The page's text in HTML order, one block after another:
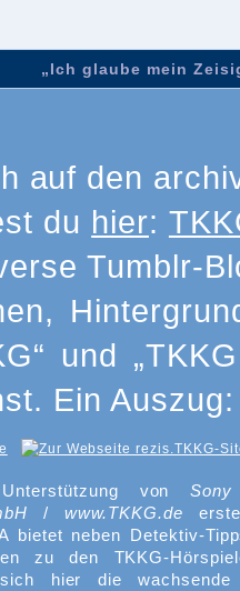
„Ich glaube mein
auf den
du hier:
Tumblr-
und
Ein Auszug:
von
/ www.TKKG.de
bietet neben Detektiv-
zu den TKKG-
hier die wachsende